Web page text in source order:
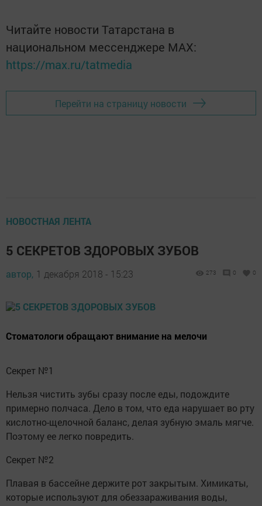
Читайте новости Татарстана в
национальном мессенджере MАХ:
https://max.ru/tatmedia
Перейти на страницу новости
НОВОСТНАЯ ЛЕНТА
5 СЕКРЕТОВ ЗДОРОВЫХ ЗУБОВ
автор, 1 декабря 2018 - 15:23 273 0 0
Стоматологи обращают внимание на мелочи
Секрет №1
Нельзя чистить зубы сразу после еды, подождите
примерно полчаса. Дело в том, что еда нарушает во рту
кислотно-щелочной баланс, делая зубную эмаль мягче.
Поэтому ее легко повредить.
Секрет №2
Плавая в бассейне держите рот закрытым. Химикаты,
которые используют для обеззараживания воды,